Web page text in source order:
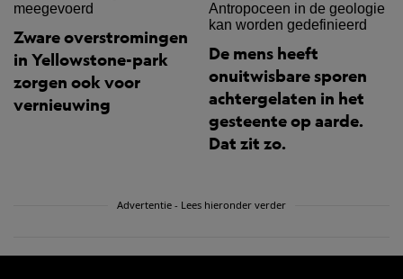
Zware overstromingen
in Yellowstone-park
zorgen ook voor
vernieuwing
De mens heeft
onuitwisbare sporen
achtergelaten in het
gesteente op aarde.
Dat zit zo.
Advertentie - Lees hieronder verder